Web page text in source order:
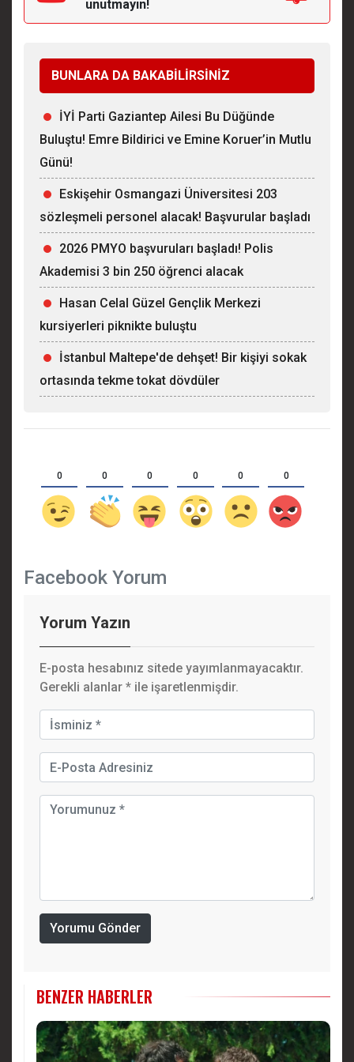
unutmayın!
BUNLARA DA BAKABİLİRSİNİZ
İYİ Parti Gaziantep Ailesi Bu Düğünde
Buluştu! Emre Bildirici ve Emine Koruer’in Mutlu
Günü!
Eskişehir Osmangazi Üniversitesi 203
sözleşmeli personel alacak! Başvurular başladı
2026 PMYO başvuruları başladı! Polis
Akademisi 3 bin 250 öğrenci alacak
Hasan Celal Güzel Gençlik Merkezi
kursiyerleri piknikte buluştu
İstanbul Maltepe'de dehşet! Bir kişiyi sokak
ortasında tekme tokat dövdüler
0 0 0 0 0 0
Facebook Yorum
Yorum Yazın
E-posta hesabınız sitede yayımlanmayacaktır.
Gerekli alanlar * ile işaretlenmişdir.
Yorumu Gönder
BENZER HABERLER